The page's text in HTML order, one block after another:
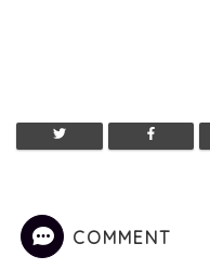
COMMENT